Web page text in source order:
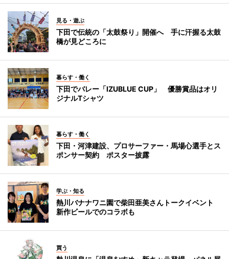
見る・遊ぶ
下田で伝統の「太鼓祭り」開催へ 手に汗握る太鼓
橋が見どころに
暮らす・働く
下田でバレー「IZUBLUE CUP」 優勝賞品はオリ
ジナルTシャツ
暮らす・働く
下田・河津建設、プロサーファー・馬場心選手とス
ポンサー契約 ポスター披露
学ぶ・知る
熱川バナナワニ園で柴田亜美さんトークイベント
新作ビールでのコラボも
買う